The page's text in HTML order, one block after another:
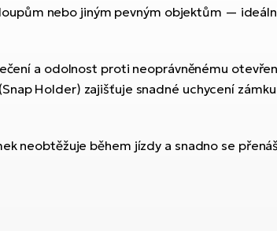
nebo jiným pevným objektům —
a odolnost proti neoprávněnému
Holder) zajišťuje snadné uchycení
neobtěžuje během jízdy a snadno se